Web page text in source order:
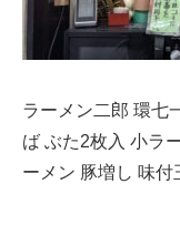
ラーメン二郎 環七
ば ぶた2枚入 小ラ
ーメン 豚増し 味付